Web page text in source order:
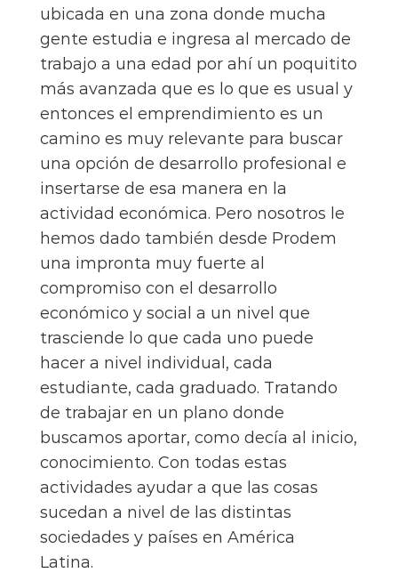
ubicada en una zona donde mucha
gente estudia e ingresa al mercado de
trabajo a una edad por ahí un poquitito
más avanzada que es lo que es usual y
entonces el emprendimiento es un
camino es muy relevante para buscar
una opción de desarrollo profesional e
insertarse de esa manera en la
actividad económica. Pero nosotros le
hemos dado también desde Prodem
una impronta muy fuerte al
compromiso con el desarrollo
económico y social a un nivel que
trasciende lo que cada uno puede
hacer a nivel individual, cada
estudiante, cada graduado. Tratando
de trabajar en un plano donde
buscamos aportar, como decía al inicio,
conocimiento. Con todas estas
actividades ayudar a que las cosas
sucedan a nivel de las distintas
sociedades y países en América
Latina.